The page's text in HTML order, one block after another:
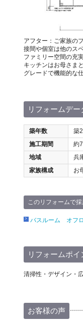
アフター：ご家族の
接間や個室は他のス
ファミリー空間の充
キッチンはお母さま
グレードで機能的な
リフォームデー
築年数
築
施工期間
約
地域
兵
家族構成
お
このリフォームで
バスルーム オフ
リフォームポイ
清掃性・デザイン・
お客様の声